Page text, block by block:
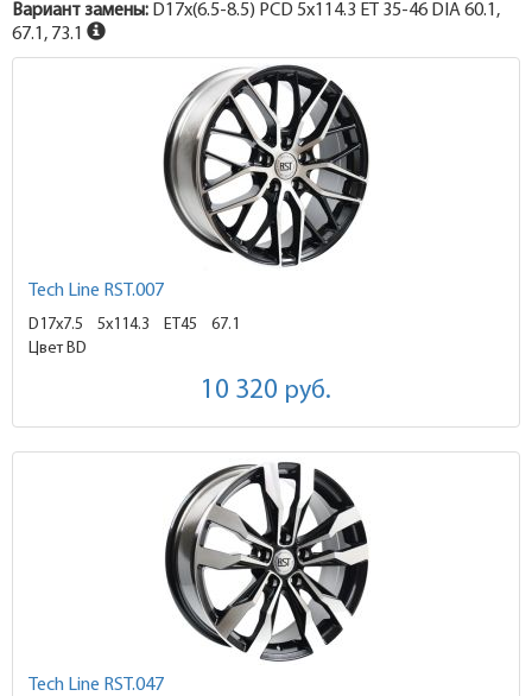
Вариант замены: D17x(6.5-8.5) PCD 5x114.3 ET 35-46 DIA 60.1,
67.1, 73.1
Tech Line RST.007
D17x7.5 5x114.3 ET45
67.1
Цвет BD
10 320 руб.
Tech Line RST.047